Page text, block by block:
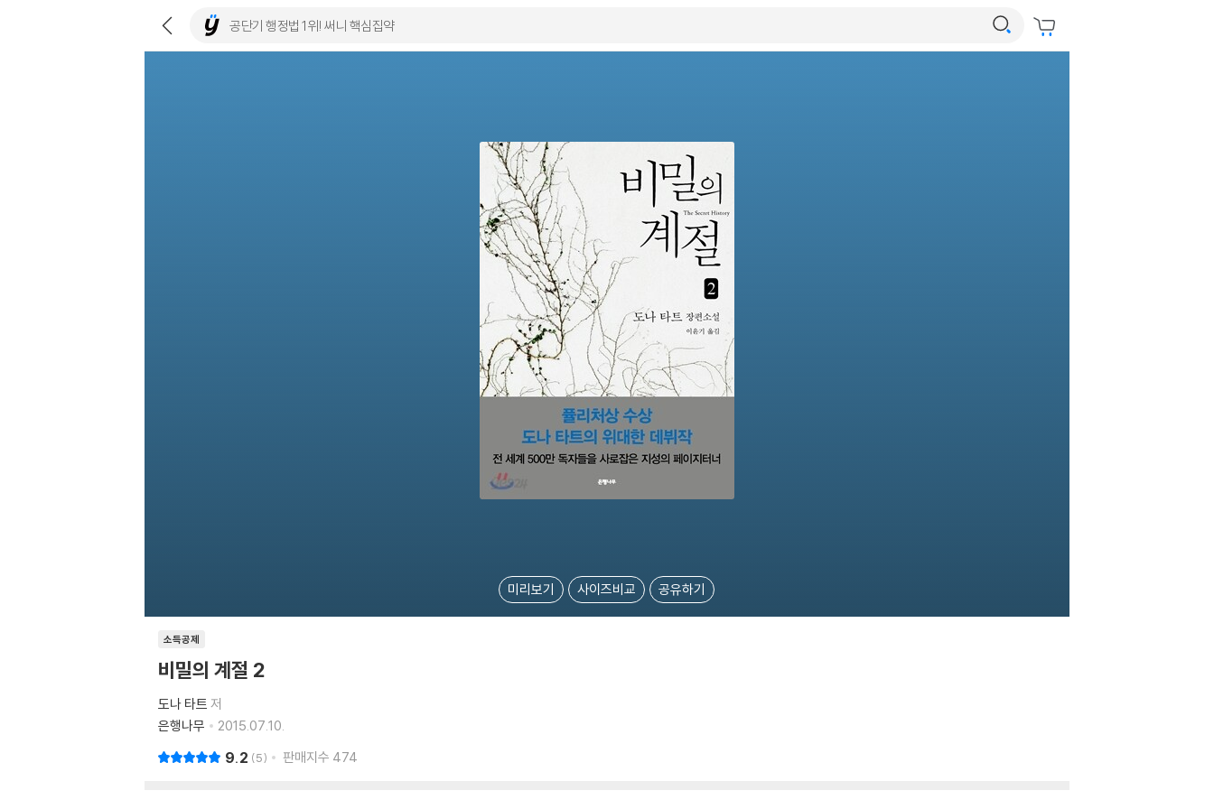
미리보기 사이즈비교 공유하기
소득공제
비밀의 계절 2
도나 타트 저
은행나무
2015.07.10.
9.2 5 판매지수 474